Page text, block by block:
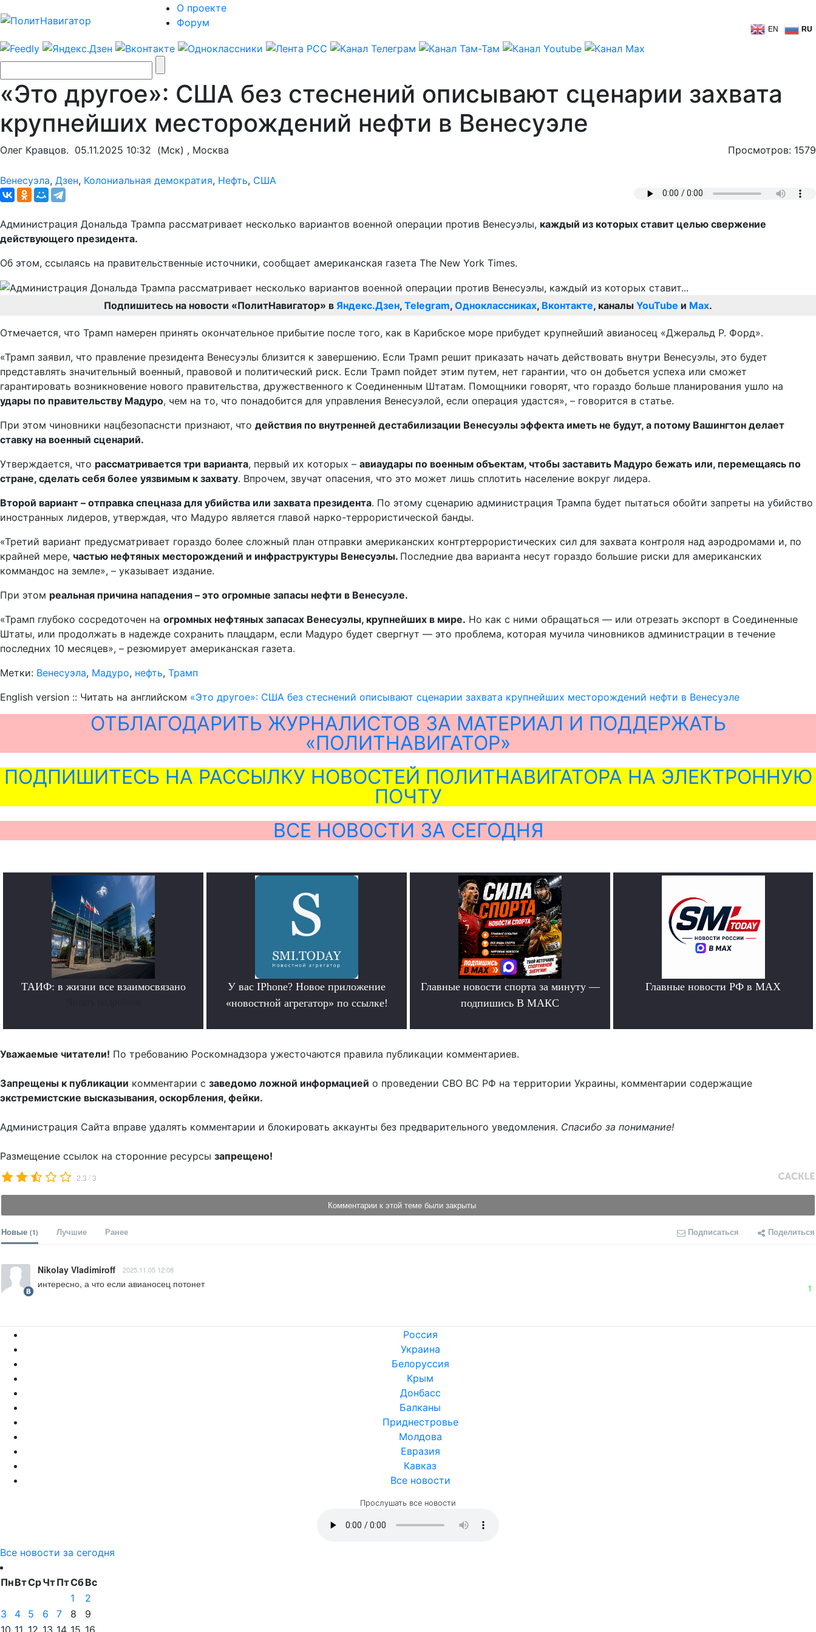
О проекте
Форум
EN RU
«Это другое»: США без стеснений описывают сценарии захвата
крупнейших месторождений нефти в Венесуэле
Олег Кравцов. 05.11.2025 10:32 (Мск) , Москва Просмотров: 1579
Венесуэла, Дзен, Колониальная демократия, Нефть, США
Администрация Дональда Трампа рассматривает несколько вариантов военной операции против Венесуэлы, каждый из которых ставит целью свержение
действующего президента.
Об этом, ссылаясь на правительственные источники, сообщает американская газета The New York Times.
Подпишитесь на новости «ПолитНавигатор» в Яндекс.Дзен, Telegram, Одноклассниках, Вконтакте, каналы YouTube и Max.
Отмечается, что Трамп намерен принять окончательное прибытие после того, как в Карибское море прибудет крупнейший авианосец «Джеральд Р. Форд».
«Трамп заявил, что правление президента Венесуэлы близится к завершению. Если Трамп решит приказать начать действовать внутри Венесуэлы, это будет
представлять значительный военный, правовой и политический риск. Если Трамп пойдет этим путем, нет гарантии, что он добьется успеха или сможет
гарантировать возникновение нового правительства, дружественного к Соединенным Штатам. Помощники говорят, что гораздо больше планирования ушло на
удары по правительству Мадуро, чем на то, что понадобится для управления Венесуэлой, если операция удастся», – говорится в статье.
При этом чиновники нацбезопаснсти признают, что действия по внутренней дестабилизации Венесуэлы эффекта иметь не будут, а потому Вашингтон делает
ставку на военный сценарий.
Утверждается, что рассматривается три варианта, первый их которых – авиаудары по военным объектам, чтобы заставить Мадуро бежать или, перемещаясь по
стране, сделать себя более уязвимым к захвату. Впрочем, звучат опасения, что это может лишь сплотить население вокруг лидера.
Второй вариант – отправка спецназа для убийства или захвата президента. По этому сценарию администрация Трампа будет пытаться обойти запреты на убийство
иностранных лидеров, утверждая, что Мадуро является главой нарко-террористической банды.
«Третий вариант предусматривает гораздо более сложный план отправки американских контртеррористических сил для захвата контроля над аэродромами и, по
крайней мере, частью нефтяных месторождений и инфраструктуры Венесуэлы. Последние два варианта несут гораздо большие риски для американских
коммандос на земле», – указывает издание.
При этом реальная причина нападения – это огромные запасы нефти в Венесуэле.
«Трамп глубоко сосредоточен на огромных нефтяных запасах Венесуэлы, крупнейших в мире. Но как с ними обращаться — или отрезать экспорт в Соединенные
Штаты, или продолжать в надежде сохранить плацдарм, если Мадуро будет свергнут — это проблема, которая мучила чиновников администрации в течение
последних 10 месяцев», – резюмирует американская газета.
Метки: Венесуэла, Мадуро, нефть, Трамп
English version :: Читать на английском «Это другое»: США без стеснений описывают сценарии захвата крупнейших месторождений нефти в Венесуэле
ОТБЛАГОДАРИТЬ ЖУРНАЛИСТОВ ЗА МАТЕРИАЛ И ПОДДЕРЖАТЬ
«ПОЛИТНАВИГАТОР»
ПОДПИШИТЕСЬ НА РАССЫЛКУ НОВОСТЕЙ ПОЛИТНАВИГАТОРА НА ЭЛЕКТРОННУЮ
ПОЧТУ
ВСЕ НОВОСТИ ЗА СЕГОДНЯ
ТАИФ: в жизни все взаимосвязано
У вас IPhone? Новое приложение
«новостной агрегатор» по ссылке!
Главные новости спорта за минуту —
подпишись В МАКС
Главные новости РФ в MAX
Уважаемые читатели! По требованию Роскомнадзора ужесточаются правила публикации комментариев.
Запрещены к публикации комментарии с заведомо ложной информацией о проведении СВО ВС РФ на территории Украины, комментарии содержащие
экстремистские высказывания, оскорбления, фейки.
Администрация Сайта вправе удалять комментарии и блокировать аккаунты без предварительного уведомления. Спасибо за понимание!
Размещение ссылок на сторонние ресурсы запрещено!
2.3 /3
Комментарии к этой теме были закрыты
Новые (1) Лучшие Ранее Подписаться Поделиться
Nikolay Vladimiroff 2025.11.05 12:08
интересно, а что если авианосец потонет 1
Россия
Украина
Белоруссия
Крым
Донбасс
Балканы
Приднестровье
Молдова
Евразия
Кавказ
Все новости
Прослушать все новости
Все новости за сегодня
ПнВтСрЧтПтСбВс
1
2
3
4 5 6 7 8
9